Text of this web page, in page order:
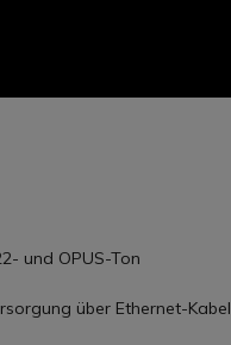
und OPUS-Ton
über Ethernet-Kabel